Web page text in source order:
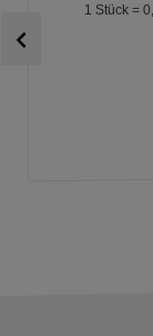
1 Stück = 0,